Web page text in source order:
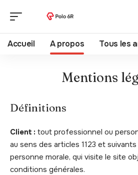
Accueil A propos Tous les
Mentions
Définitions
Client : tout professionnel ou
au sens des articles 1123 et
personne morale, qui visite le site
conditions générales.